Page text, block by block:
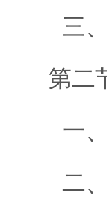
三、
第二
一、
二、